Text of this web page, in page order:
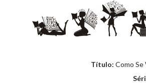
Título: Como